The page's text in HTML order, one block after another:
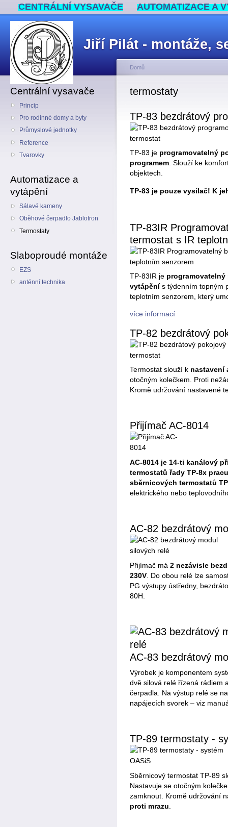
CENTRÁLNÍ VYSAVAČE AUTOMATIZACE A
Jiří Pilát - montáže,
Centrální vysavače
Princip
Pro rodinné domy a byty
Průmyslové jednotky
Reference
Tvarovky
Automatizace a
vytápění
Sálavé kameny
Oběhové čerpadlo Jablotron
Termostaty
Slaboproudé montáže
EZS
anténní technika
Domů
termostaty
TP-83 bezdrátový
TP-83 je programovatelný
programem. Slouží ke
objektech.
TP-83 je pouze vysílač! K
TP-83IR
termostat s IR
TP-83IR je
vytápěnís týdenním topným
teplotním senzorem, který
více informací
TP-82 bezdrátový
Termostat slouží k nastavení
otočným kolečkem. Proti
Kromě udržování nastavené
Přijímač AC-8014
AC-8014 je 14-ti kanálový
termostatů řady TP-8x
sběrnicových termostatů
elektrického nebo
AC-82 bezdrátový
Přijímač má 2 nezávisle
230V . Do obou relé lze
PG výstupy ústředny,
80H.
AC-83 bezdrátový
Výrobek je komponentem
dvě silová relé řízená rádiem
čerpadla. Na výstup relé se
napájecích svorek – viz
TP-89 termostaty -
Sběrnicový termostat TP-89
Nastavuje se otočným
zamknout. Kromě udržování
proti mrazu